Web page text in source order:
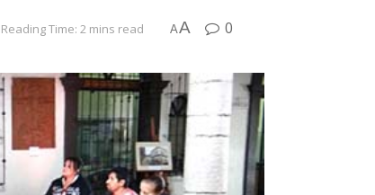
Reading Time: 2 mins read AA 0